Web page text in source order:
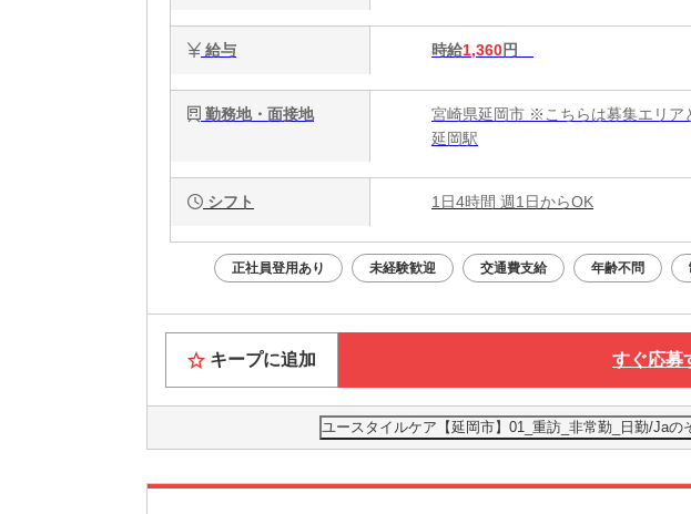
給与 時給1,360円
勤務地・面接地
宮崎県延岡市 ※こちらは募集エリア
延岡駅
シフト 1日4時間 週1日からOK
正社員登用あり 未経験歓迎 交通費支給 年齢不問
キープに追加 すぐ応募
ユースタイルケア【延岡市】01_重訪_非常勤_日勤/Jaの